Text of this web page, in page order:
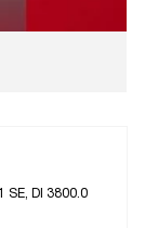
SE, DI 3800.0